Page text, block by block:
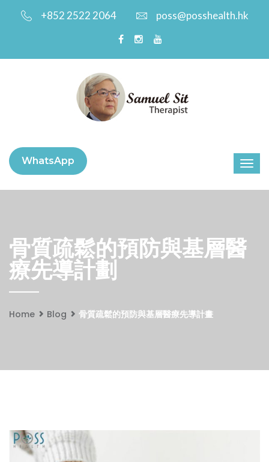
+852 2522 2064 poss@posshealth.hk
WhatsApp
骨質疏鬆的預防與基層醫
療先導計劃
Home Blog 骨質疏鬆的預防與基層醫療先導計畫